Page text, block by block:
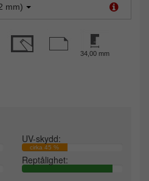
mm)
34,00 mm
UV-skydd:
cirka 45 %
Reptålighet: